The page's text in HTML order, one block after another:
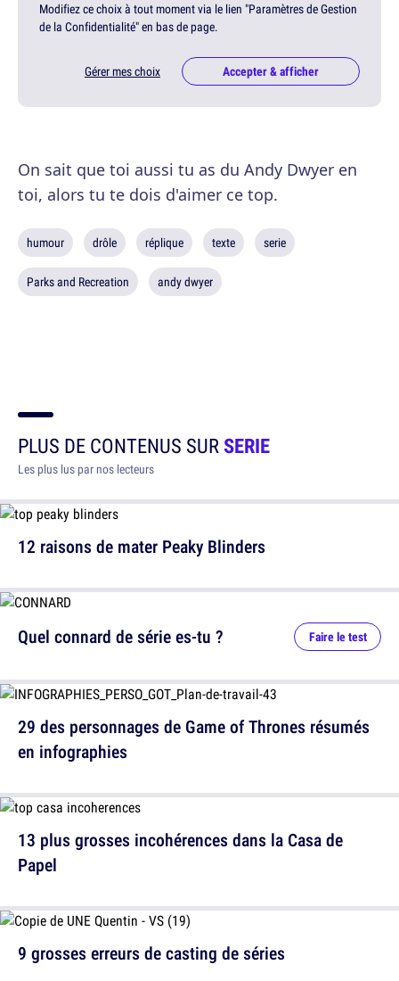
Modifiez ce choix à tout moment via le lien "Paramètres de Gestion
de la Confidentialité" en bas de page.
Gérer mes choix Accepter & afficher
On sait que toi aussi tu as du Andy Dwyer en
toi, alors tu te dois d'aimer ce top.
humour drôle réplique texte serie
Parks and Recreation andy dwyer
PLUS DE CONTENUS SURSERIE
Les plus lus par nos lecteurs
12 raisons de mater Peaky Blinders
13 plus grosses incohérences dans la Casa de
Papel
Quel connard de série es-tu ? Faire le test
29 des personnages de Game of Thrones résumés
en infographies
9 grosses erreurs de casting de séries